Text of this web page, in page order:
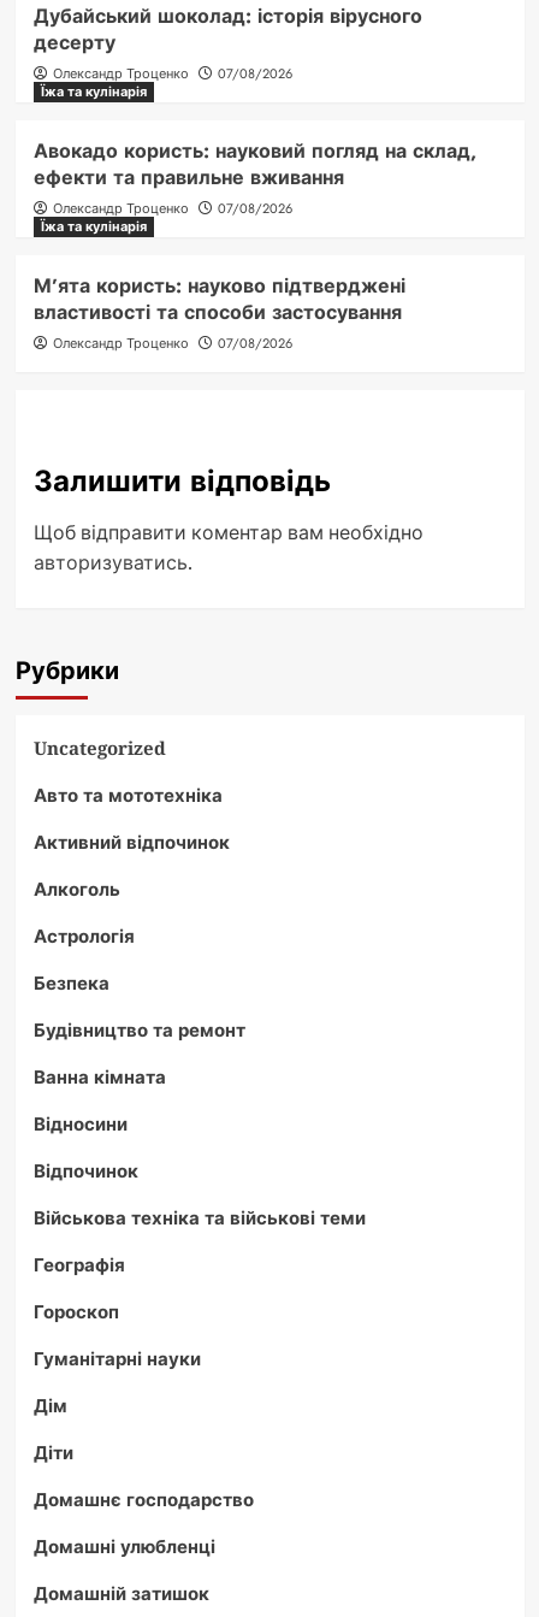
Дубайський шоколад: історія вірусного
десерту
Олександр Троценко
07/08/2026
Їжа та кулінарія
Авокадо користь: науковий погляд на склад,
ефекти та правильне вживання
Олександр Троценко
07/08/2026
Їжа та кулінарія
М’ята користь: науково підтверджені
властивості та способи застосування
Олександр Троценко 07/08/2026
Залишити відповідь
Щоб відправити коментар вам необхідно
авторизуватись.
Рубрики
Uncategorized
Авто та мототехніка
Активний відпочинок
Алкоголь
Астрологія
Безпека
Будівництво та ремонт
Ванна кімната
Відносини
Відпочинок
Військова техніка та військові теми
Географія
Гороскоп
Гуманітарні науки
Дім
Діти
Домашнє господарство
Домашні улюбленці
Домашній затишок